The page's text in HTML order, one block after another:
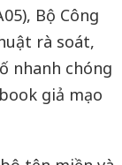
Bộ Công
rà soát,
nhanh chóng
giả mạo